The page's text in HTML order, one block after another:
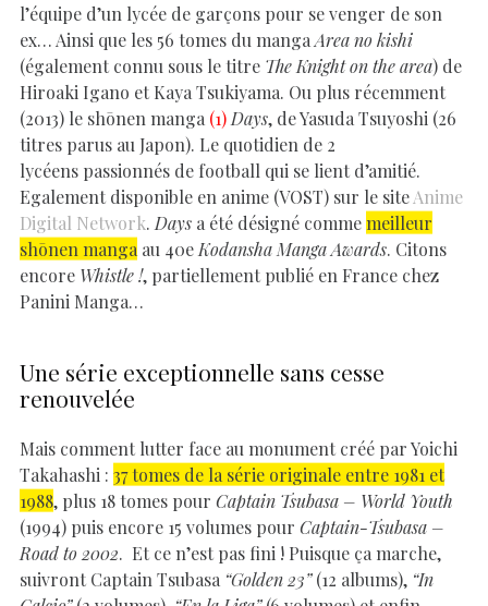
l’équipe d’un lycée de garçons pour se venger de son
ex… Ainsi que les 56 tomes du manga Area no kishi
(également connu sous le titre The Knight on the area) de
Hiroaki Igano et Kaya Tsukiyama. Ou plus récemment
(2013) le shōnen manga (1) Days, de Yasuda Tsuyoshi (26
titres parus au Japon). Le quotidien de 2
lycéens passionnés de football qui se lient d’amitié.
Egalement disponible en anime (VOST) sur le siteAnime
Digital Network. Days a été désigné commemeilleur
shōnen manga au 40e Kodansha Manga Awards. Citons
encore Whistle !, partiellement publié en France chez
Panini Manga…
Une série exceptionnelle sans cesse
renouvelée
Mais comment lutter face au monument créé par Yoichi
Takahashi : 37 tomes de la série originale entre 1981 et
1988, plus 18 tomes pour Captain Tsubasa – World Youth
(1994) puis encore 15 volumes pour Captain-Tsubasa –
Road to 2002. Et ce n’est pas fini ! Puisque ça marche,
suivront Captain Tsubasa “Golden 23”(12 albums), “In